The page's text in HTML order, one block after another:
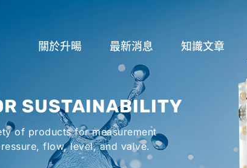
關於升暘
所在地
全球代理商
最新消息 知識文章
液位計種類及運作
壓力開關
SUSTAINABILITY
of products for measurement
flow, level, and valve.